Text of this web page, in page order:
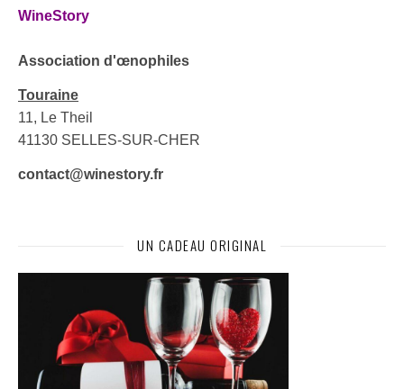
WineStory
Association d'œnophiles
Touraine
11, Le Theil
41130 SELLES-SUR-CHER
contact@winestory.fr
UN CADEAU ORIGINAL